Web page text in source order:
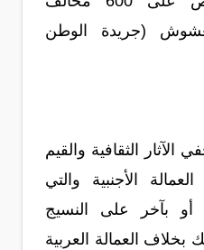
(جريدة الوطن
الآثار الثقافية والقيم
الأجنبية والتي
بآخر على النسيج
بخلاف العمالة العربية